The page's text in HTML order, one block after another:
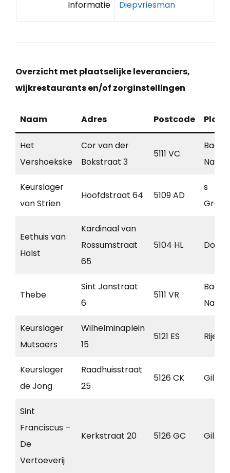
Informatie Diepvriesman
Overzicht met plaatselijke leveranciers,
wijkrestaurants en/of zorginstellingen
Naam Adres Postcode
Het
Vershoekske
Cor van der
Bokstraat 3
5111 VC
Keurslager
van Strien
Hoofdstraat 64 5109 AD
s
Eethuis van
Holst
Kardinaal van
Rossumstraat
65
5104 HL
Thebe
Sint Janstraat
6
5111 VR
Keurslager
Mutsaers
Wilhelminaplein
15
5121 ES Rijen
Keurslager
de Jong
Raadhuisstraat
25
5126 CK Gilze
Sint
Franciscus –
De
Vertoeverij
Kerkstraat 20 5126 GC Gilze